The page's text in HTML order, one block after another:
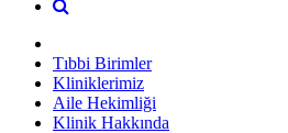
Tıbbi Birimler
Kliniklerimiz
Aile Hekimliği
Klinik Hakkında